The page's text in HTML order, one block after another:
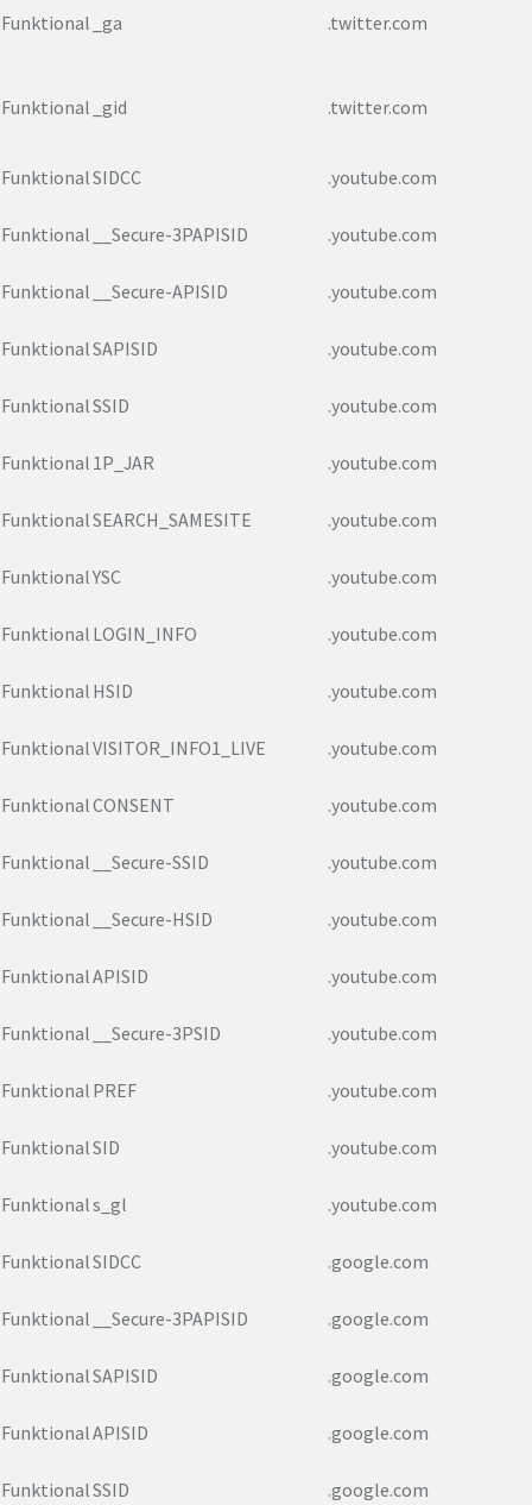
Funktional _ga .twitter.com
Funktional _gid .twitter.com
FunktionalSIDCC .youtube.com
Funktional __Secure-3PAPISID .youtube.com
Funktional __Secure-APISID .youtube.com
FunktionalSAPISID .youtube.com
FunktionalSSID .youtube.com
Funktional 1P_JAR .youtube.com
FunktionalSEARCH_SAMESITE .youtube.com
FunktionalYSC .youtube.com
Funktional LOGIN_INFO .youtube.com
Funktional HSID .youtube.com
FunktionalVISITOR_INFO1_LIVE .youtube.com
FunktionalCONSENT .youtube.com
Funktional __Secure-SSID .youtube.com
Funktional __Secure-HSID .youtube.com
FunktionalAPISID .youtube.com
Funktional __Secure-3PSID .youtube.com
Funktional PREF .youtube.com
FunktionalSID .youtube.com
Funktionals_gl .youtube.com
FunktionalSIDCC .google.com
Funktional __Secure-3PAPISID .google.com
FunktionalSAPISID .google.com
FunktionalAPISID .google.com
FunktionalSSID .google.com